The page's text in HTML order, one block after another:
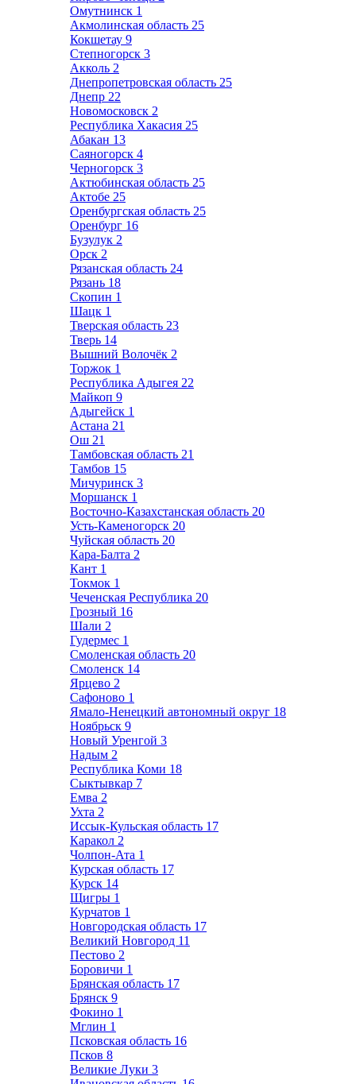
Омутнинск 1
Акмолинская область 25
Кокшетау 9
Степногорск 3
Акколь 2
Днепропетровская область 25
Днепр 22
Новомосковск 2
Республика Хакасия 25
Абакан 13
Саяногорск 4
Черногорск 3
Актюбинская область 25
Актобе 25
Оренбургская область 25
Оренбург 16
Бузулук 2
Орск 2
Рязанская область 24
Рязань 18
Скопин 1
Шацк 1
Тверская область 23
Тверь 14
Вышний Волочёк 2
Торжок 1
Республика Адыгея 22
Майкоп 9
Адыгейск 1
Астана 21
Ош 21
Тамбовская область 21
Тамбов 15
Мичуринск 3
Моршанск 1
Восточно-Казахстанская область 20
Усть-Каменогорск 20
Чуйская область 20
Кара-Балта 2
Кант 1
Токмок 1
Чеченская Республика 20
Грозный 16
Шали 2
Гудермес 1
Смоленская область 20
Смоленск 14
Ярцево 2
Сафоново 1
Ямало-Ненецкий автономный округ 18
Ноябрьск 9
Новый Уренгой 3
Надым 2
Республика Коми 18
Сыктывкар 7
Емва 2
Ухта 2
Иссык-Кульская область 17
Каракол 2
Чолпон-Ата 1
Курская область 17
Курск 14
Щигры 1
Курчатов 1
Новгородская область 17
Великий Новгород 11
Пестово 2
Боровичи 1
Брянская область 17
Брянск 9
Фокино 1
Мглин 1
Псковская область 16
Псков 8
Великие Луки 3